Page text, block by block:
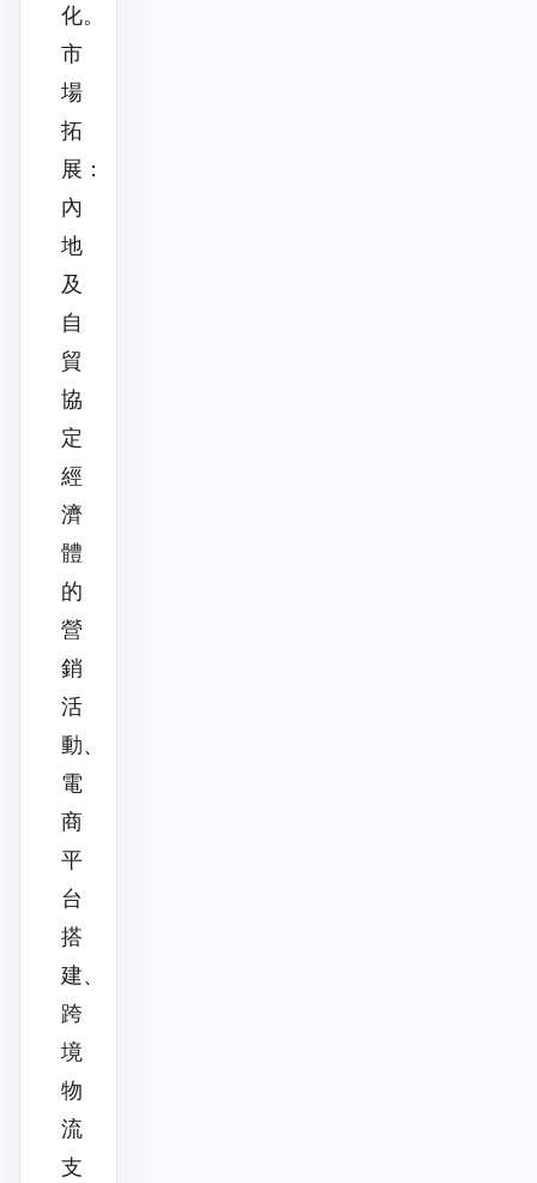
化。
市
場
拓
展：
內
地
及
自
貿
協
定
經
濟
體
的
營
銷
活
動、
電
商
平
台
搭
建、
跨
境
物
流
支